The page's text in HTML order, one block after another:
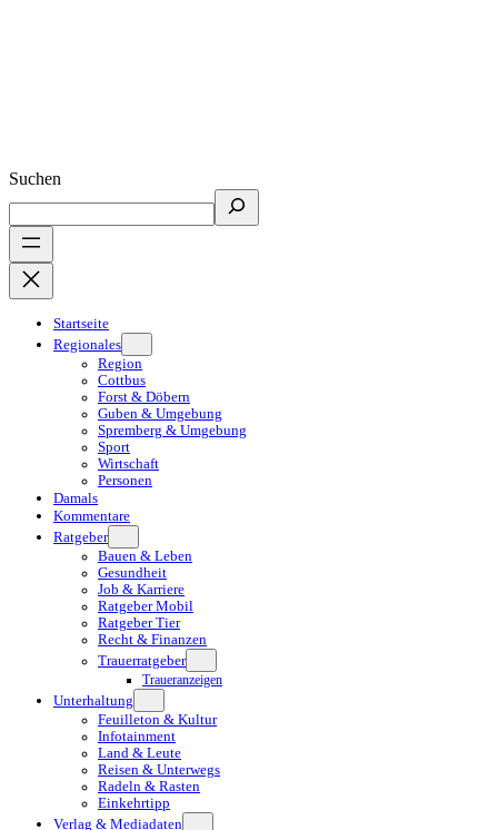
Suchen
Startseite
Regionales
Region
Cottbus
Forst & Döbern
Guben & Umgebung
Spremberg & Umgebung
Sport
Wirtschaft
Personen
Damals
Kommentare
Ratgeber
Bauen & Leben
Gesundheit
Job & Karriere
Ratgeber Mobil
Ratgeber Tier
Recht & Finanzen
Trauerratgeber
Traueranzeigen
Unterhaltung
Feuilleton & Kultur
Infotainment
Land & Leute
Reisen & Unterwegs
Radeln & Rasten
Einkehrtipp
Verlag & Mediadaten